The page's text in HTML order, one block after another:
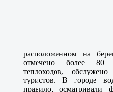
расположенном на
отмечено более 80
теплоходов,
туристов. В городе
правило, осматривали